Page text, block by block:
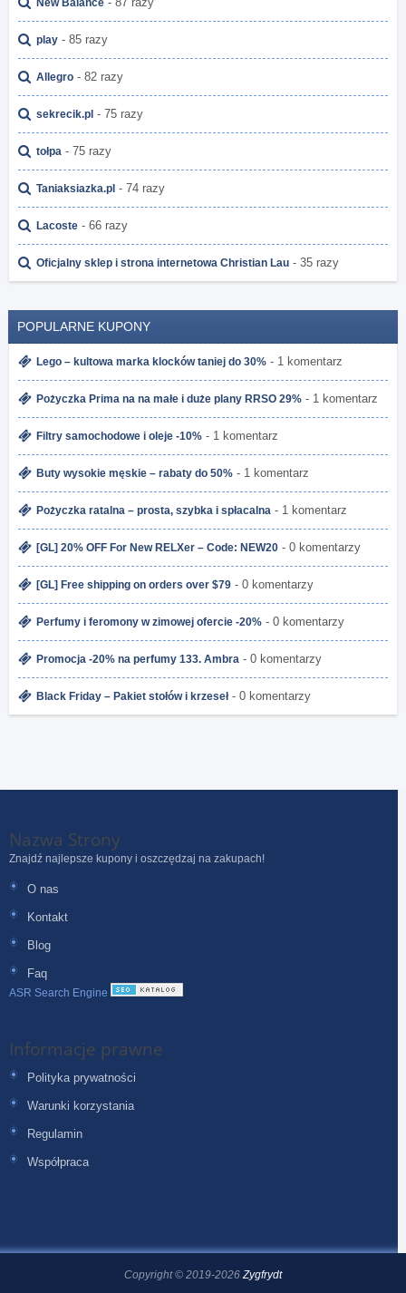
play - 85 razy
Allegro - 82 razy
sekrecik.pl - 75 razy
tołpa - 75 razy
Taniaksiazka.pl - 74 razy
Lacoste - 66 razy
Oficjalny sklep i strona internetowa Christian Lau - 35 razy
POPULARNE KUPONY
Lego – kultowa marka klocków taniej do 30% - 1 komentarz
Pożyczka Prima na na małe i duże plany RRSO 29% - 1 komentarz
Filtry samochodowe i oleje -10% - 1 komentarz
Buty wysokie męskie – rabaty do 50% - 1 komentarz
Pożyczka ratalna – prosta, szybka i spłacalna - 1 komentarz
[GL] 20% OFF For New RELXer – Code: NEW20 - 0 komentarzy
[GL] Free shipping on orders over $79 - 0 komentarzy
Perfumy i feromony w zimowej ofercie -20% - 0 komentarzy
Promocja -20% na perfumy 133. Ambra - 0 komentarzy
Black Friday – Pakiet stołów i krzeseł- 0 komentarzy
Nazwa Strony
Znajdź najlepsze kupony i oszczędzaj na zakupach!
O nas
Kontakt
Blog
Faq
ASR Search Engine
Informacje prawne
Polityka prywatności
Warunki korzystania
Regulamin
Współpraca
Copyright © 2019-2026 Zygfrydt